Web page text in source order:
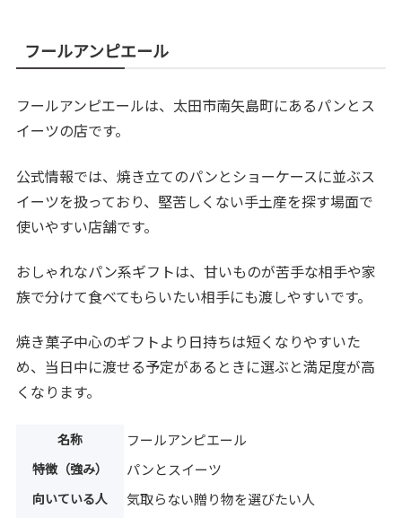
フールアンピエール
フールアンピエールは、太田市南矢島町にあるパンとス
イーツの店です。
公式情報では、焼き立てのパンとショーケースに並ぶス
イーツを扱っており、堅苦しくない手土産を探す場面で
使いやすい店舗です。
おしゃれなパン系ギフトは、甘いものが苦手な相手や家
族で分けて食べてもらいたい相手にも渡しやすいです。
焼き菓子中心のギフトより日持ちは短くなりやすいた
め、当日中に渡せる予定があるときに選ぶと満足度が高
くなります。
名称 フールアンピエール
特徴（強み） パンとスイーツ
向いている人 気取らない贈り物を選びたい人